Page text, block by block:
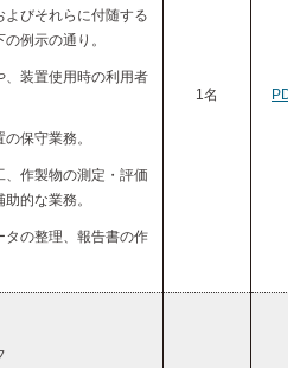
びそれらに付随する
例示の通り。
、装置使用時の利用者
保守業務。
、作製物の測定・評価
的な業務。
タの整理、報告書の作
1名